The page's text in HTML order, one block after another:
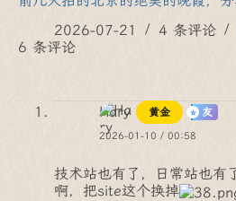
2026-07-21
4 条评论
6 条评论
Hary 黄金 友
2026-01-10 / 00:58
技术站也有了，日常站也有
啊，把site这个换掉